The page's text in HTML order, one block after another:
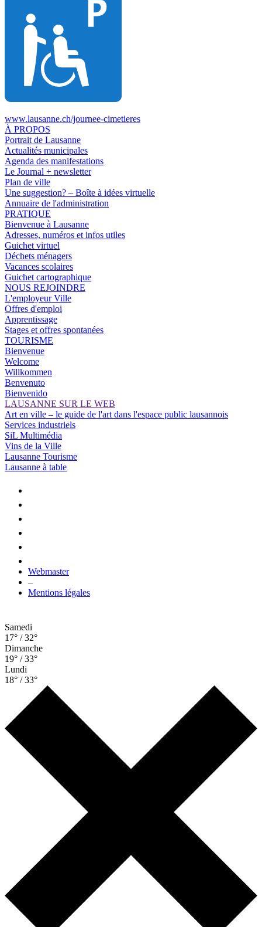
www.lausanne.ch/journee-cimetieres
À PROPOS
Portrait de Lausanne
Actualités municipales
Agenda des manifestations
Le Journal + newsletter
Plan de ville
Une suggestion? – Boîte à idées virtuelle
Annuaire de l'administration
PRATIQUE
Bienvenue à Lausanne
Adresses, numéros et infos utiles
Guichet virtuel
Déchets ménagers
Vacances scolaires
Guichet cartographique
NOUS REJOINDRE
L'employeur Ville
Offres d'emploi
Apprentissage
Stages et offres spontanées
TOURISME
Bienvenue
Welcome
Willkommen
Benvenuto
Bienvenido
LAUSANNE SUR LE WEB
Art en ville – le guide de l'art dans l'espace public lausannois
Services industriels
SiL Multimédia
Vins de la Ville
Lausanne Tourisme
Lausanne à table
Webmaster
–
Mentions légales
Samedi
17° / 32°
Dimanche
19° / 33°
Lundi
18° / 33°